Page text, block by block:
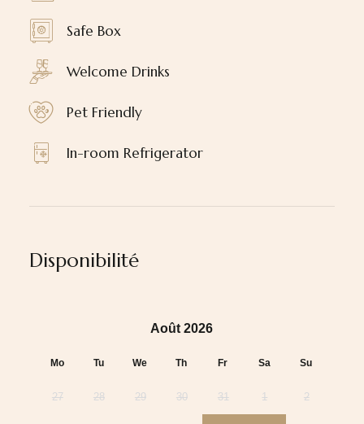
Safe Box
Welcome Drinks
Pet Friendly
In-room Refrigerator
Disponibilité
Août 2026
Mo Tu We Th Fr Sa Su
27 28 29 30 31 1 2